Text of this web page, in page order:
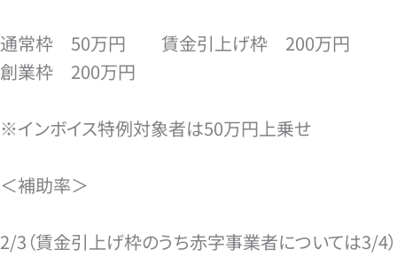
通常枠 50万円 賃金引上げ枠 200万円
創業枠 200万円
※インボイス特例対象者は50万円上乗せ
＜補助率＞
2/3（賃金引上げ枠のうち赤字事業者については3/4）